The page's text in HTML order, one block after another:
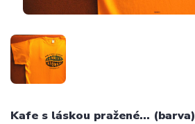
Kafe s láskou pražené... (barva)